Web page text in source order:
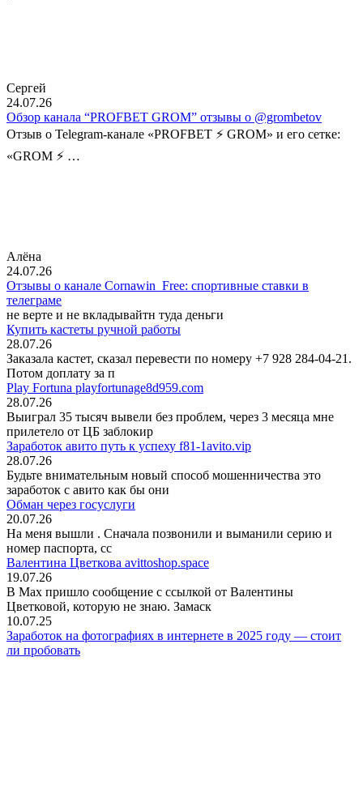
Сергей
24.07.26
Обзор канала “PROFBET GROM” отзывы о @grombetov
Отзыв о Telegram-канале «PROFBET ⚡️ GROM» и его сетке:
«GROM ⚡️ …
Алёна
24.07.26
Отзывы о канале Cornawin_Free: спортивные ставки в
телеграме
не верте и не вкладывайтн туда деньги
Купить кастеты ручной работы
28.07.26
Заказала кастет, сказал перевести по номеру +7 928 284-04-21.
Потом доплату за п
Play Fortuna playfortunage8d959.com
28.07.26
Выиграл 35 тысяч вывели без проблем, через 3 месяца мне
прилетело от ЦБ заблокир
Заработок авито путь к успеху f81-1avito.vip
28.07.26
Будьте внимательным новый способ мошенничества это
заработок с авито как бы они
Обман через госуслуги
20.07.26
На меня вышли . Сначала позвонили и выманили серию и
номер паспорта, сс
Валентина Цветкова avittoshop.space
19.07.26
В Мах пришло сообщение с ссылкой от Валентины
Цветковой, которую не знаю. Замаск
10.07.25
Заработок на фотографиях в интернете в 2025 году — стоит
ли пробовать